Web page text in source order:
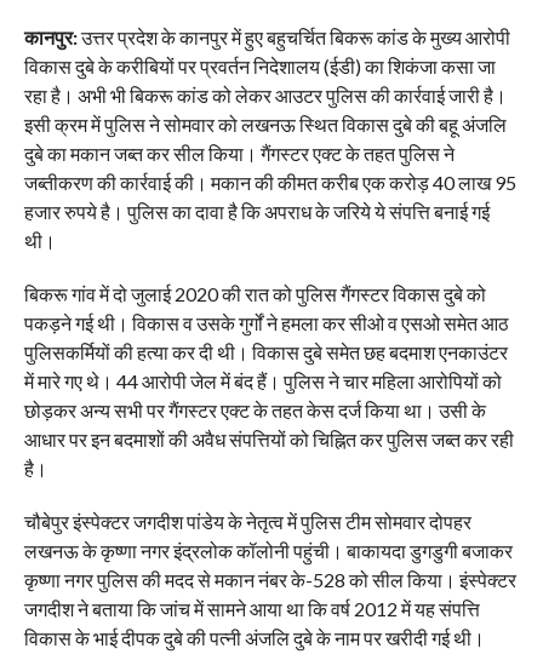
कानपुर:उत्तर प्रदेश के कानपुर में हुए बहुचर्चित बिकरू कांड के मुख्य आरोपी
विकास दुबे के करीबियों पर प्रवर्तन निदेशालय (ईडी) का शिकंजा कसा जा
रहा है। अभी भी बिकरू कांड को लेकर आउटर पुलिस की कार्रवाई जारी है।
इसी क्रम में पुलिस ने सोमवार को लखनऊ स्थित विकास दुबे की बहू अंजलि
दुबे का मकान जब्त कर सील किया। गैंगस्टर एक्ट के तहत पुलिस ने
जब्तीकरण की कार्रवाई की। मकान की कीमत करीब एक करोड़ 40 लाख 95
हजार रुपये है। पुलिस का दावा है कि अपराध के जरिये ये संपत्ति बनाई गई
थी।
बिकरू गांव में दो जुलाई 2020 की रात को पुलिस गैंगस्टर विकास दुबे को
पकड़ने गई थी। विकास व उसके गुर्गों ने हमला कर सीओ व एसओ समेत आठ
पुलिसकर्मियों की हत्या कर दी थी। विकास दुबे समेत छह बदमाश एनकाउंटर
में मारे गए थे। 44 आरोपी जेल में बंद हैं। पुलिस ने चार महिला आरोपियों को
छोड़कर अन्य सभी पर गैंगस्टर एक्ट के तहत केस दर्ज किया था। उसी के
आधार पर इन बदमाशों की अवैध संपत्तियों को चिह्नित कर पुलिस जब्त कर रही
है।
चौबेपुर इंस्पेक्टर जगदीश पांडेय के नेतृत्व में पुलिस टीम सोमवार दोपहर
लखनऊ के कृष्णा नगर इंद्रलोक कॉलोनी पहुंची। बाकायदा डुगडुगी बजाकर
कृष्णा नगर पुलिस की मदद से मकान नंबर के-528 को सील किया। इंस्पेक्टर
जगदीश ने बताया कि जांच में सामने आया था कि वर्ष 2012 में यह संपत्ति
विकास के भाई दीपक दुबे की पत्नी अंजलि दुबे के नाम पर खरीदी गई थी।